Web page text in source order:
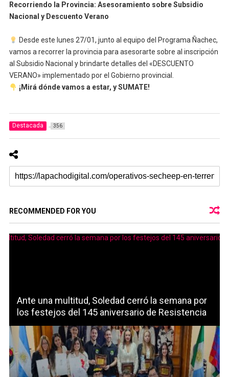
Recorriendo la Provincia: Asesoramiento sobre Subsidio
Nacional y Descuento Verano
Desde este lunes 27/01, junto al equipo del Programa Ñachec,
vamos a recorrer la provincia para asesorarte sobre al inscripción
al Subsidio Nacional y brindarte detalles del «DESCUENTO
VERANO» implementado por el Gobierno provincial.
¡Mirá dónde vamos a estar, y SUMATE!
Destacada 356
RECOMMENDED FOR YOU
Ante una multitud, Soledad cerró la semana por
los festejos del 145 aniversario de Resistencia